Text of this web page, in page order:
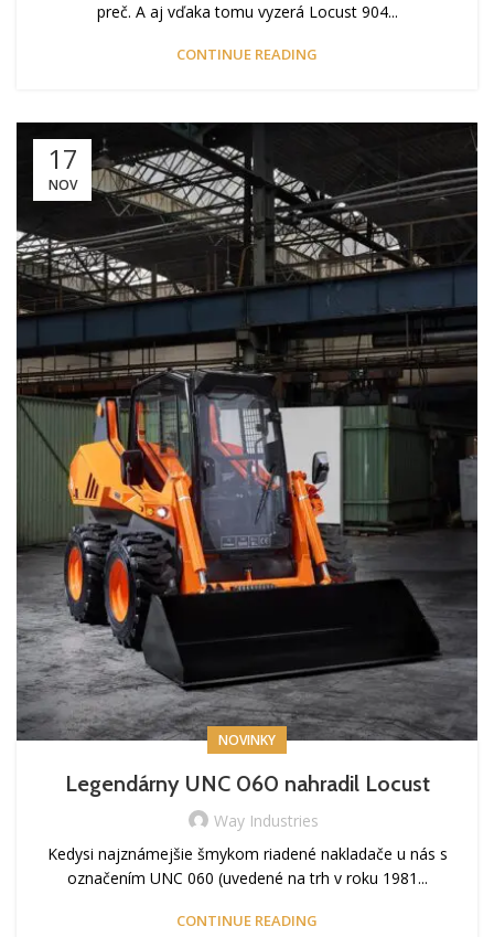
preč. A aj vďaka tomu vyzerá Locust 904...
CONTINUE READING
17
NOV
NOVINKY
Legendárny UNC 060 nahradil Locust
Way Industries
Kedysi najznámejšie šmykom riadené nakladače u nás s
označením UNC 060 (uvedené na trh v roku 1981...
CONTINUE READING